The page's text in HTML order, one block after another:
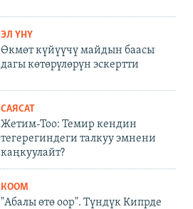
ЭЛ ҮНҮ
Өкмөт күйүүчү майдын баасы
дагы көтөрүлөрүн эскертти
САЯСАТ
Жетим-Тоо: Темир кендин
тегерегиндеги талкуу эмнени
каңкуулайт?
КООМ
"Абалы өтө оор". Түндүк Кипрде